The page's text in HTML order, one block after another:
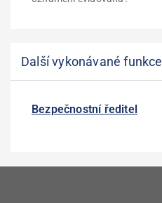
Další vykonávané funkce
Bezpečnostní ředitel